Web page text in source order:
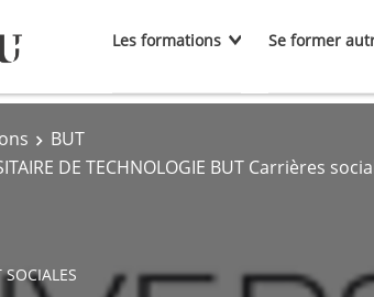
Les formations Se former
BUT
DE TECHNOLOGIE BUT